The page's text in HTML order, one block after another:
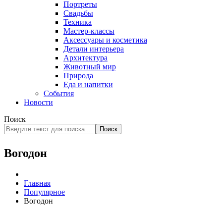
Портреты
Свадьбы
Техника
Мастер-классы
Аксессуары и косметика
Детали интерьера
Архитектура
Животный мир
Природа
Еда и напитки
События
Новости
Поиск
Поиск
Вогодон
Главная
Популярное
Вогодон